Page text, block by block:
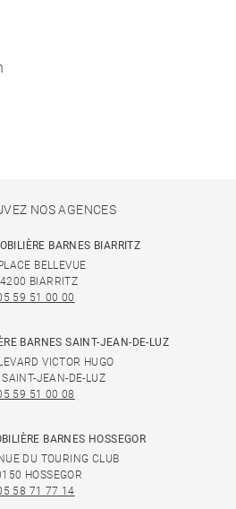
NOS AGENCES
BARNES BIARRITZ
BELLEVUE
BIARRITZ
59 51 00 00
BARNES SAINT-JEAN-DE-LUZ
VICTOR HUGO
JEAN-DE-LUZ
59 51 00 08
BARNES HOSSEGOR
DU TOURING CLUB
HOSSEGOR
58 71 77 14